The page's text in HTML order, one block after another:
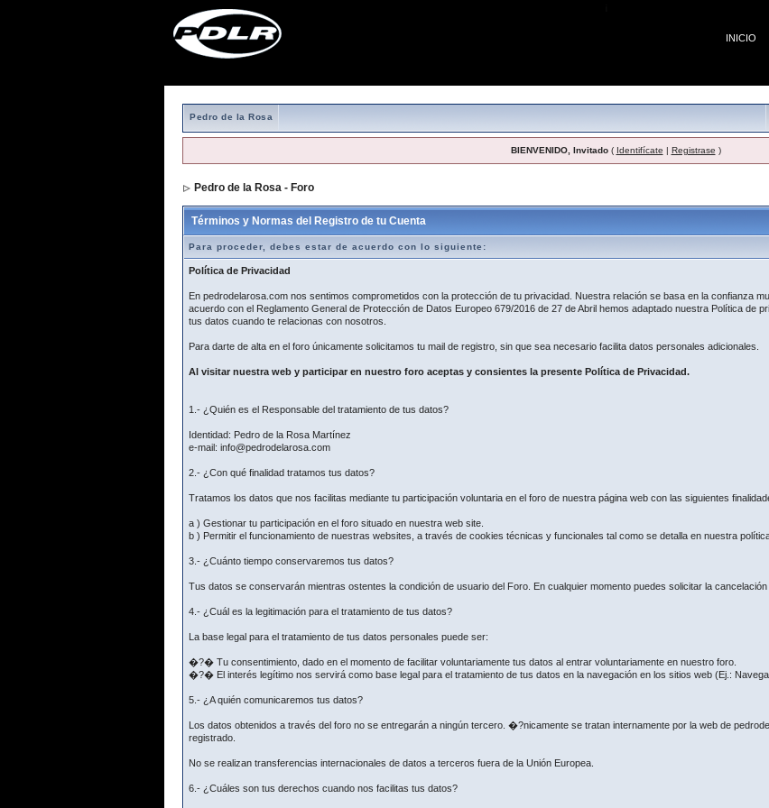
INICIO
Pedro de la Rosa
BIENVENIDO, Invitado( Identifícate | Registrase )
Pedro de la Rosa - Foro
Términos y Normas del Registro de tu Cuenta
Para proceder, debes estar de acuerdo con lo siguiente:
Política de Privacidad
En pedrodelarosa.com nos sentimos comprometidos con la protección de tu privacidad. Nuestra relación se basa en la confianza
acuerdo con el Reglamento General de Protección de Datos Europeo 679/2016 de 27 de Abril hemos adaptado nuestra Política de
tus datos cuando te relacionas con nosotros.
Para darte de alta en el foro únicamente solicitamos tu mail de registro, sin que sea necesario facilita datos personales adicionales.
Al visitar nuestra web y participar en nuestro foro aceptas y consientes la presente Política de Privacidad.
1.- ¿Quién es el Responsable del tratamiento de tus datos?
Identidad: Pedro de la Rosa Martínez
e-mail: info@pedrodelarosa.com
2.- ¿Con qué finalidad tratamos tus datos?
Tratamos los datos que nos facilitas mediante tu participación voluntaria en el foro de nuestra página web con las siguientes
a ) Gestionar tu participación en el foro situado en nuestra web site.
b ) Permitir el funcionamiento de nuestras websites, a través de cookies técnicas y funcionales tal como se detalla en nuestra
3.- ¿Cuánto tiempo conservaremos tus datos?
Tus datos se conservarán mientras ostentes la condición de usuario del Foro. En cualquier momento puedes solicitar la
4.- ¿Cuál es la legitimación para el tratamiento de tus datos?
La base legal para el tratamiento de tus datos personales puede ser:
�?� Tu consentimiento, dado en el momento de facilitar voluntariamente tus datos al entrar voluntariamente en nuestro foro.
�?� El interés legítimo nos servirá como base legal para el tratamiento de tus datos en la navegación en los sitios web (Ej.:
5.- ¿A quién comunicaremos tus datos?
Los datos obtenidos a través del foro no se entregarán a ningún tercero. �?nicamente se tratan internamente por la web de
registrado.
No se realizan transferencias internacionales de datos a terceros fuera de la Unión Europea.
6.- ¿Cuáles son tus derechos cuando nos facilitas tus datos?